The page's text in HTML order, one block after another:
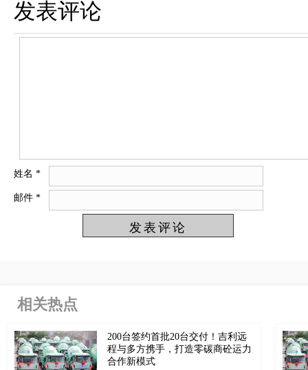
发表评论
姓名 *
邮件 *
相关热点
200台签约首批20台交付！吉利远
程与多方携手，打造零碳商砼运力
合作新模式